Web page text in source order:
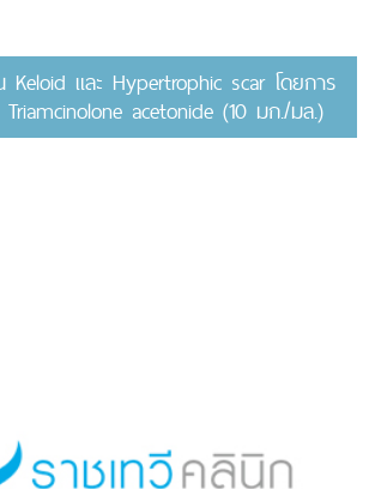
Keloid และ Hypertrophic scar โดยการ
acetonide (10 มก./มล.)